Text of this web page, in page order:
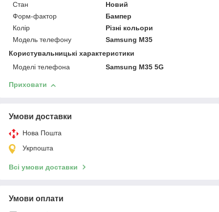
Стан
Новий
Форм-фактор
Бампер
Колір
Різні кольори
Модель телефону
Samsung M35
Користувальницькі характеристики
Моделі телефона
Samsung M35 5G
Приховати
Умови доставки
Нова Пошта
Укрпошта
Всі умови доставки
Умови оплати